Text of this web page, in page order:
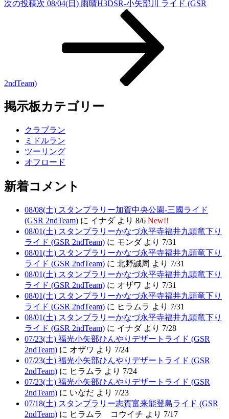
次の投稿次 08/04(日) 雨晴H3DSR-小矢部川 ライド (GSR
2ndTeam)
掲示板カテゴリー
クラブラン
ミドルラン
ツーリング
オフロード
新着コメント
08/08(土) スタンプラリー加賀中央公園-三國ライド
(GSR 2ndTeam) に イナダ より 8/6 New!!
08/01(土) スタンプラリーかなづ永平寺福井九頭竜下り
ライド (GSR 2ndTeam) に モンダ より 7/31
08/01(土) スタンプラリーかなづ永平寺福井九頭竜下り
ライド (GSR 2ndTeam) に 北野誠周 より 7/31
08/01(土) スタンプラリーかなづ永平寺福井九頭竜下り
ライド (GSR 2ndTeam) に オザワ より 7/31
08/01(土) スタンプラリーかなづ永平寺福井九頭竜下り
ライド (GSR 2ndTeam) に ヒラムラ より 7/31
08/01(土) スタンプラリーかなづ永平寺福井九頭竜下り
ライド (GSR 2ndTeam) に イナダ より 7/28
07/23(土) 福光小矢部ひんやりデザートライド (GSR
2ndTeam) に オザワ より 7/24
07/23(土) 福光小矢部ひんやりデザートライド (GSR
2ndTeam) に ヒラムラ より 7/24
07/23(土) 福光小矢部ひんやりデザートライド (GSR
2ndTeam) に いなだ より 7/23
07/18(土) スタンプラリー志賀富来能登島ライド (GSR
2ndTeam) に ヒラムラ コウイチ より 7/17